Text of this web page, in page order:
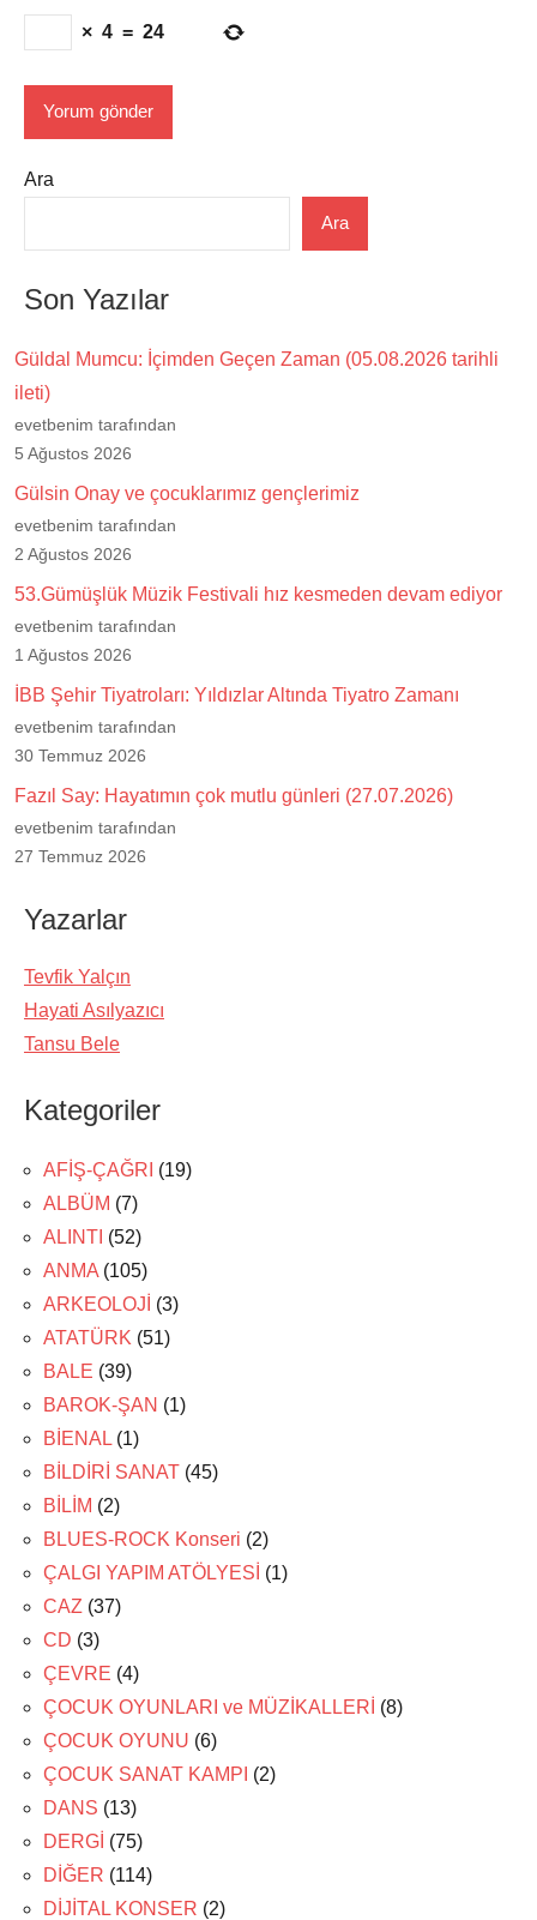
× 4 = 24
Ara
Ara
Son Yazılar
Güldal Mumcu: İçimden Geçen Zaman (05.08.2026 tarihli
ileti)
evetbenim tarafından
5 Ağustos 2026
Gülsin Onay ve çocuklarımız gençlerimiz
evetbenim tarafından
2 Ağustos 2026
53.Gümüşlük Müzik Festivali hız kesmeden devam ediyor
evetbenim tarafından
1 Ağustos 2026
İBB Şehir Tiyatroları: Yıldızlar Altında Tiyatro Zamanı
evetbenim tarafından
30 Temmuz 2026
Fazıl Say: Hayatımın çok mutlu günleri (27.07.2026)
evetbenim tarafından
27 Temmuz 2026
Yazarlar
Tevfik Yalçın
Hayati Asılyazıcı
Tansu Bele
Kategoriler
AFİŞ-ÇAĞRI (19)
ALBÜM (7)
ALINTI (52)
ANMA (105)
ARKEOLOJİ (3)
ATATÜRK (51)
BALE (39)
BAROK-ŞAN (1)
BİENAL (1)
BİLDİRİ SANAT (45)
BİLİM (2)
BLUES-ROCK Konseri (2)
ÇALGI YAPIM ATÖLYESİ (1)
CAZ (37)
CD (3)
ÇEVRE (4)
ÇOCUK OYUNLARI ve MÜZİKALLERİ (8)
ÇOCUK OYUNU (6)
ÇOCUK SANAT KAMPI (2)
DANS (13)
DERGİ (75)
DİĞER (114)
DİJİTAL KONSER (2)